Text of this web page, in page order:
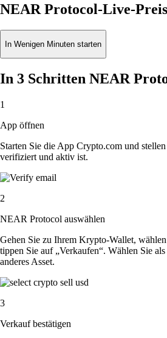
NEAR Protocol-Live-
In Wenigen Minuten starten
In 3 Schritten NEAR
1
App öffnen
Starten Sie die App Crypto.com und
verifiziert und aktiv ist.
2
NEAR Protocol auswählen
Gehen Sie zu Ihrem Krypto-Wallet,
tippen Sie auf „Verkaufen“. Wählen Sie
anderes Asset.
3
Verkauf bestätigen